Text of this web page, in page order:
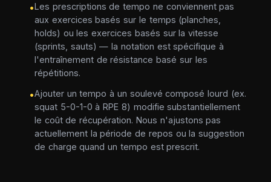
•Les prescriptions de tempo ne conviennent pas
aux exercices basés sur le temps (planches,
holds) ou les exercices basés sur la vitesse
(sprints, sauts) — la notation est spécifique à
l'entraînement de résistance basé sur les
répétitions.
•Ajouter un tempo à un soulevé composé lourd (ex.
squat 5-0-1-0 à RPE 8) modifie substantiellement
le coût de récupération. Nous n'ajustons pas
actuellement la période de repos ou la suggestion
de charge quand un tempo est prescrit.